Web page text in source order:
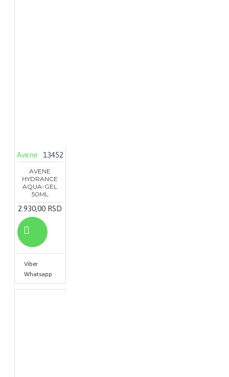
Avene 13452
AVENE
HYDRANCE
AQUA-GEL
50ML
2.930,00 RSD
Viber
Whatsapp